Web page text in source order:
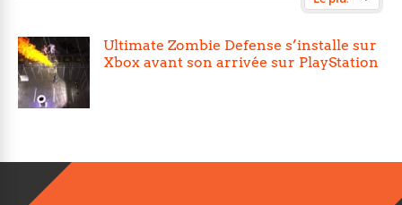
Ultimate Zombie Defense s’installe sur
Xbox avant son arrivée sur PlayStation